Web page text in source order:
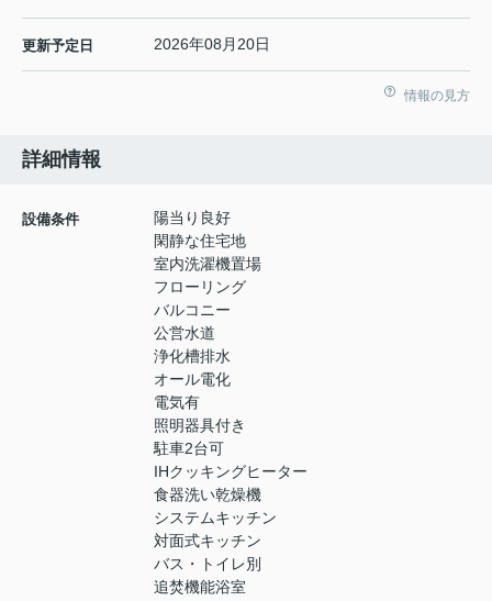
更新予定日 2026年08月20日
情報の見方
詳細情報
設備条件
陽当り良好
閑静な住宅地
室内洗濯機置場
フローリング
バルコニー
公営水道
浄化槽排水
オール電化
電気有
照明器具付き
駐車2台可
IHクッキングヒーター
食器洗い乾燥機
システムキッチン
対面式キッチン
バス・トイレ別
追焚機能浴室